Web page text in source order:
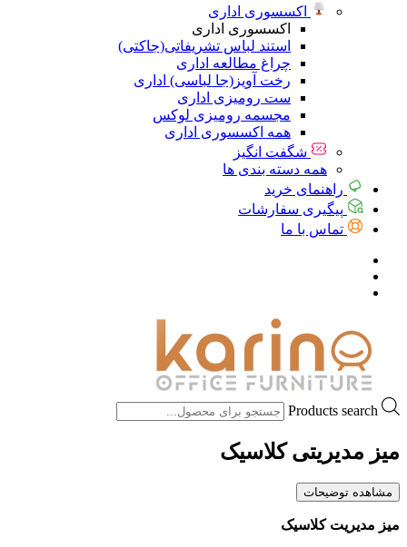
اکسسوری اداری
اکسسوری اداری
استند لباس تشریفاتی(جاکتی)
چراغ مطالعه اداری
رخت آویز(جا لباسی) اداری
ست رومیزی اداری
مجسمه رومیزی لوکس
همه اکسسوری اداری
شگفت انگیز
همه دسته بندی ها
راهنمای خرید
پیگیری سفارشات
تماس با ما
Products search
میز مدیریتی کلاسیک
مشاهده توضیحات
میز مدیریت کلاسیک